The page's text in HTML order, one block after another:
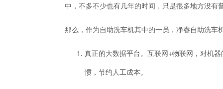
中，不多不少也有几年的时间，只是很多地方没
那么，作为自助洗车机其中的一员，净睿自助洗车
真正的大数据平台。互联网+物联网，对机
惯，节约人工成本。